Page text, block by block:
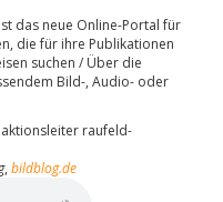
ist das neue Online-Portal für
die für ihre Publikationen
suchen / Über die
Bild-, Audio- oder
raufeld-
, bildblog.de